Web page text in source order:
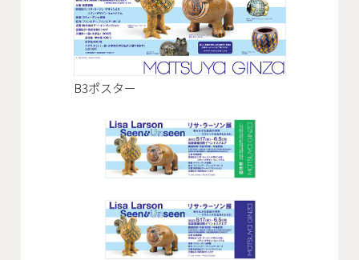
ご挨拶
企業理念
会社概要
役員一覧
グループ会社
B3ポスター